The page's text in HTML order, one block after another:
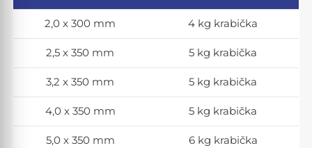
2,0 x 300 mm 4 kg krabička
2,5 x 350 mm 5 kg krabička
3,2 x 350 mm 5 kg krabička
4,0 x 350 mm 5 kg krabička
5,0 x 350 mm 6 kg krabička